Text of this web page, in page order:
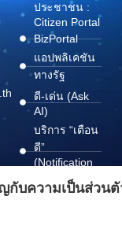
ประชาชน :
Citizen Portal
BizPortal
แอปพลิเคชัน
ทางรัฐ
ดี-เด่น (Ask
AI)
บริการ “เตือน
ดี”
(Notification
บริการ
กับความเป็นส่วน